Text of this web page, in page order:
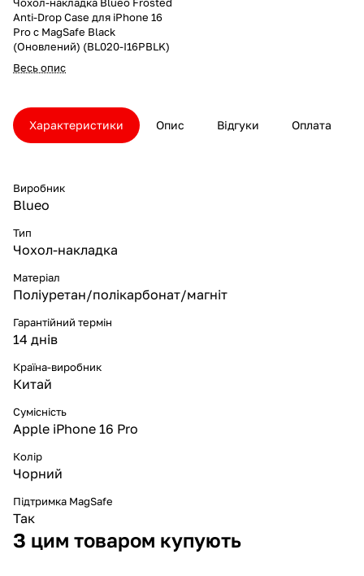
Anti-Drop Case для iPhone 16
Pro с MagSafe Black
(Оновлений) (BL020-I16PBLK)
Весь опис
Характеристики Опис Відгуки Оплата
Виробник
Blueo
Тип
Чохол-накладка
Матеріал
Поліуретан/полікарбонат/магніт
Гарантійний термін
14 днів
Країна-виробник
Китай
Сумісність
Apple iPhone 16 Pro
Колір
Чорний
Підтримка MagSafe
Так
З цим товаром купують